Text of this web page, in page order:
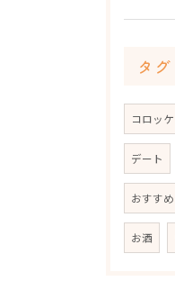
タグ
コロッケ
デート
おすすめ
お酒